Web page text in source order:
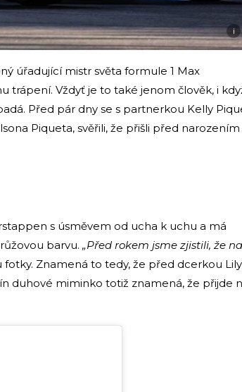
i
úřadující mistr světa formule 1 Max
trápení. Vždyť je to také jenom člověk, i
Před pár dny se s partnerkou Kelly
Piqueta, svěřili, že přišli před narozením
s úsměvem od ucha k uchu a má
barvu. „Před rokem jsme zjistili, že
fotky. Znamená to tedy, že před dcerkou Lily
duhové miminko totiž znamená, že přijde